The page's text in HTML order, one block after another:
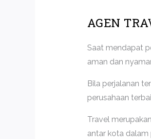
AGEN
Saat mendapat
aman dan
Bila perjalanan
perusahaan
Travel
antar kota dalam